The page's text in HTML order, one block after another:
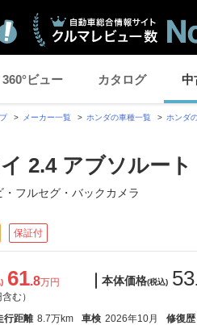
360°ビュー カタログ 中
メーカー一覧 ホンダの車種一覧 ホンダ
2.4 アブソルート
フルセグ・バックカメラ
保証付
61.8万円
む）
本体価格(税込) 53
行距離 8.7万km 車検 2026年10月 修復歴